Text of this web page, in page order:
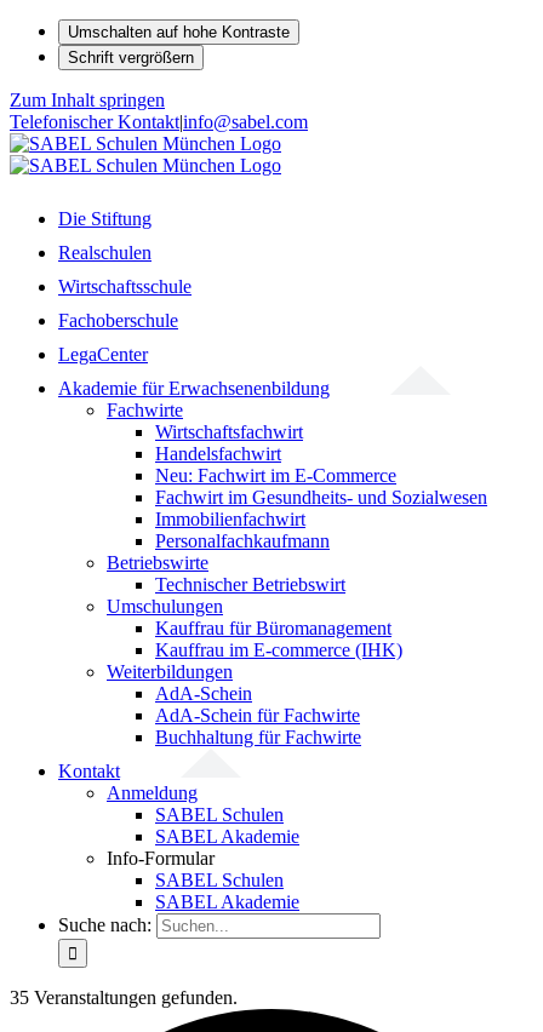
Umschalten auf hohe Kontraste
Schrift vergrößern
Zum Inhalt springen
Telefonischer Kontakt|info@sabel.com
Die Stiftung
Realschulen
Wirtschaftsschule
Fachoberschule
LegaCenter
Akademie für Erwachsenenbildung
Fachwirte
Wirtschaftsfachwirt
Handelsfachwirt
Neu: Fachwirt im E-Commerce
Fachwirt im Gesundheits- und Sozialwesen
Immobilienfachwirt
Personalfachkaufmann
Betriebswirte
Technischer Betriebswirt
Umschulungen
Kauffrau für Büromanagement
Kauffrau im E-commerce (IHK)
Weiterbildungen
AdA-Schein
AdA-Schein für Fachwirte
Buchhaltung für Fachwirte
Kontakt
Anmeldung
SABEL Schulen
SABEL Akademie
Info-Formular
SABEL Schulen
SABEL Akademie
Suche nach:
35 Veranstaltungen gefunden.